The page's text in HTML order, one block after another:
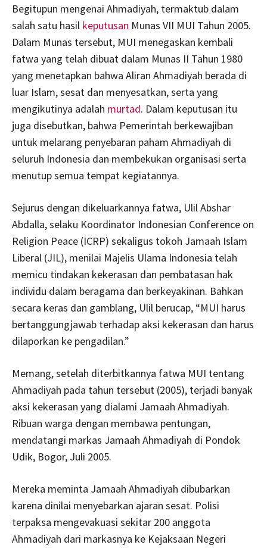
Begitupun mengenai Ahmadiyah, termaktub dalam
salah satu hasil keputusan Munas VII MUI Tahun 2005.
Dalam Munas tersebut, MUI menegaskan kembali
fatwa yang telah dibuat dalam Munas II Tahun 1980
yang menetapkan bahwa Aliran Ahmadiyah berada di
luar Islam, sesat dan menyesatkan, serta yang
mengikutinya adalah murtad. Dalam keputusan itu
juga disebutkan, bahwa Pemerintah berkewajiban
untuk melarang penyebaran paham Ahmadiyah di
seluruh Indonesia dan membekukan organisasi serta
menutup semua tempat kegiatannya.
Sejurus dengan dikeluarkannya fatwa, Ulil Abshar
Abdalla, selaku Koordinator Indonesian Conference on
Religion Peace (ICRP) sekaligus tokoh Jamaah Islam
Liberal (JIL), menilai Majelis Ulama Indonesia telah
memicu tindakan kekerasan dan pembatasan hak
individu dalam beragama dan berkeyakinan. Bahkan
secara keras dan gamblang, Ulil berucap, “MUI harus
bertanggungjawab terhadap aksi kekerasan dan harus
dilaporkan ke pengadilan.”
Memang, setelah diterbitkannya fatwa MUI tentang
Ahmadiyah pada tahun tersebut (2005), terjadi banyak
aksi kekerasan yang dialami Jamaah Ahmadiyah.
Ribuan warga dengan membawa pentungan,
mendatangi markas Jamaah Ahmadiyah di Pondok
Udik, Bogor, Juli 2005.
Mereka meminta Jamaah Ahmadiyah dibubarkan
karena dinilai menyebarkan ajaran sesat. Polisi
terpaksa mengevakuasi sekitar 200 anggota
Ahmadiyah dari markasnya ke Kejaksaan Negeri